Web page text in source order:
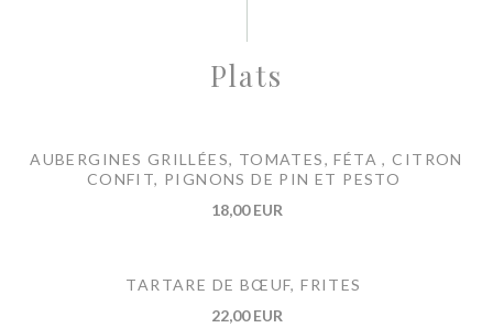
Plats
AUBERGINES GRILLÉES, TOMATES, FÉTA , CITRON
CONFIT, PIGNONS DE PIN ET PESTO
18,00 EUR
TARTARE DE BŒUF, FRITES
22,00 EUR